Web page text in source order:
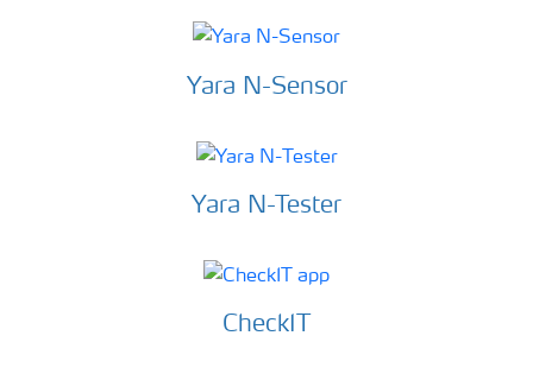
Yara N-Sensor
Yara N-Tester
CheckIT